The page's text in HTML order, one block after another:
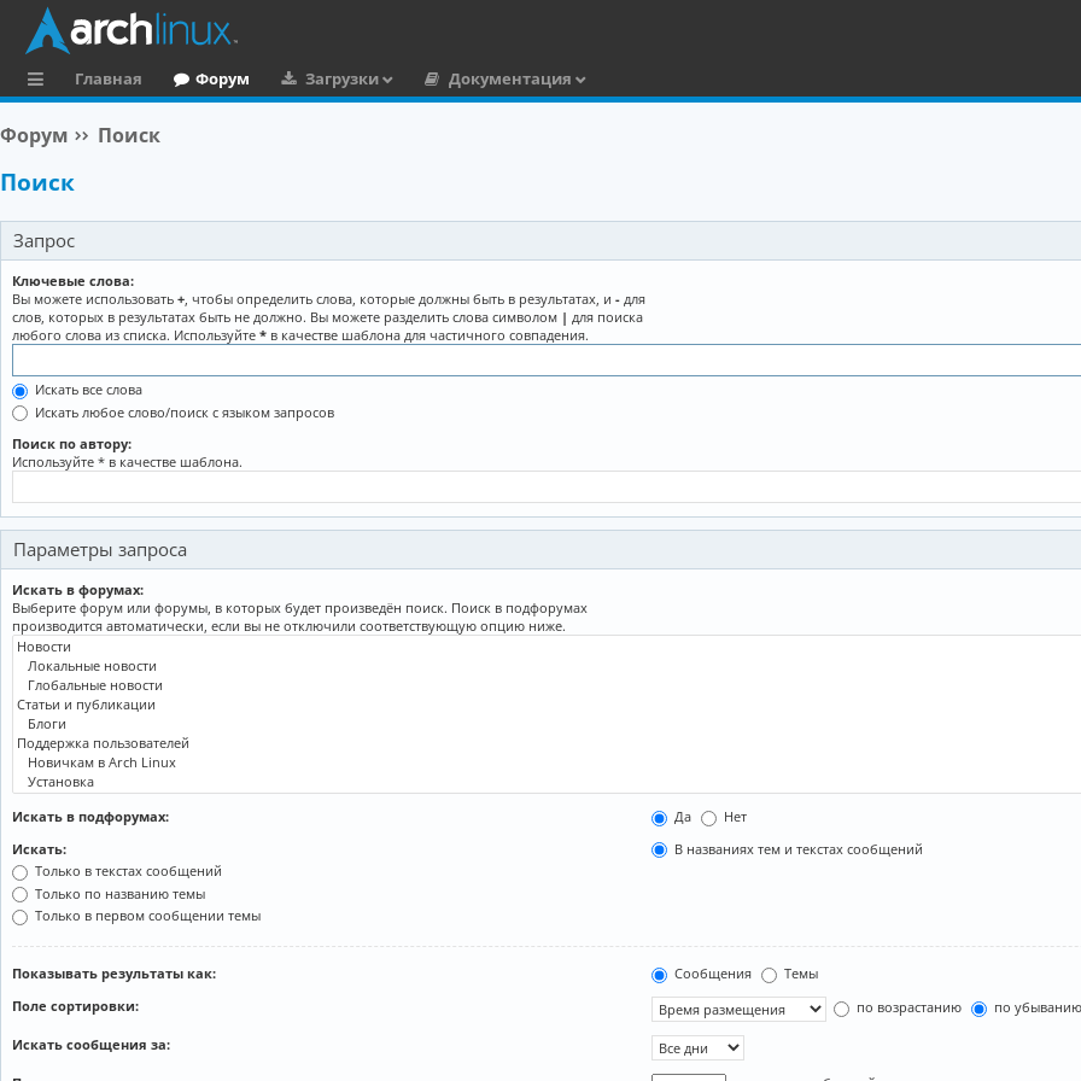
ы
л
к
и
Главная Форум Загрузки Документация
Форум Поиск
Поиск
Запрос
Ключевые слова:
Вы можете использовать +, чтобы определить слова, которые должны быть в результатах, и - для
слов, которых в результатах быть не должно. Вы можете разделить слова символом | для поиска
любого слова из списка. Используйте * в качестве шаблона для частичного совпадения.
Искать все слова
Искать любое слово/поиск с языком запросов
Поиск по автору:
Используйте * в качестве шаблона.
Параметры запроса
Искать в форумах:
Выберите форум или форумы, в которых будет произведён поиск. Поиск в подфорумах
производится автоматически, если вы не отключили соответствующую опцию ниже.
Искать в подфорумах: Да
Нет
Искать:
В названиях тем и текстах сообщений
Только в текстах сообщений
Только по названию темы
Только в первом сообщении темы
Показывать результаты как: Сообщения
Темы
Поле сортировки:
по возрастанию по убыванию
Искать сообщения за: